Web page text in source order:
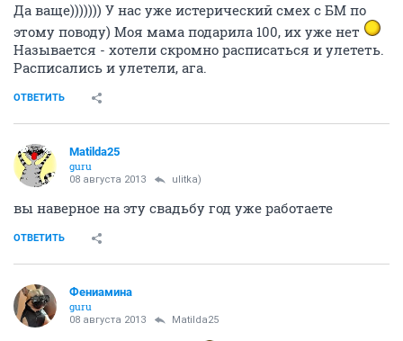
Да ваще))))))) У нас уже истерический смех с БМ по
этому поводу) Моя мама подарила 100, их уже нет
Называется - хотели скромно расписаться и улететь.
Расписались и улетели, ага.
ОТВЕТИТЬ
Matilda25
guru
08 августа 2013 ulitka)
вы наверное на эту свадьбу год уже работаете
ОТВЕТИТЬ
Фениамина
guru
08 августа 2013 Matilda25